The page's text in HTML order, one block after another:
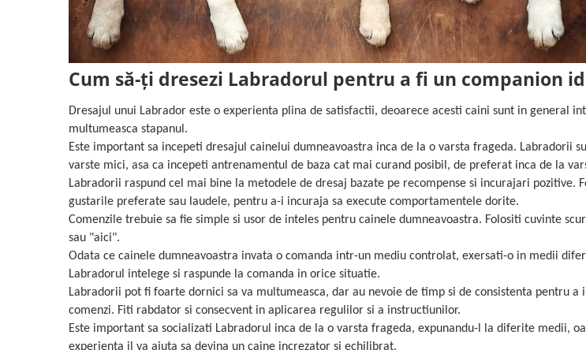
Cum să-ți dresezi Labradorul pentru a fi un companion
Dresajul unui Labrador este o experienta plina de satisfactii, deoarece acesti caini sunt in general
multumeasca stapanul.
Este important sa incepeti dresajul cainelui dumneavoastra inca de la o varsta frageda. Labradorii
varste mici, asa ca incepeti antrenamentul de baza cat mai curand posibil, de preferat inca de la
Labradorii raspund cel mai bine la metodele de dresaj bazate pe recompense si incurajari pozitive.
gustarile preferate sau laudele, pentru a-i incuraja sa execute comportamentele dorite.
Comenzile trebuie sa fie simple si usor de inteles pentru cainele dumneavoastra. Folositi cuvinte
sau "aici".
Odata ce cainele dumneavoastra invata o comanda intr-un mediu controlat, exersati-o in medii
Labradorul intelege si raspunde la comanda in orice situatie.
Labradorii pot fi foarte dornici sa va multumeasca, dar au nevoie de timp si de consistenta pentru a
comenzi. Fiti rabdator si consecvent in aplicarea regulilor si a instructiunilor.
Este important sa socializati Labradorul inca de la o varsta frageda, expunandu-l la diferite medii,
experienta il va ajuta sa devina un caine increzator si echilibrat.